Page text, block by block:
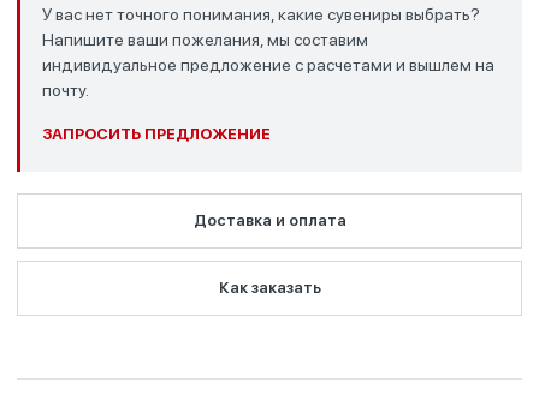
У вас нет точного понимания, какие сувениры выбрать?
Напишите ваши пожелания, мы составим
индивидуальное предложение с расчетами и вышлем на
почту.
ЗАПРОСИТЬ ПРЕДЛОЖЕНИЕ
Доставка и оплата
Как заказать